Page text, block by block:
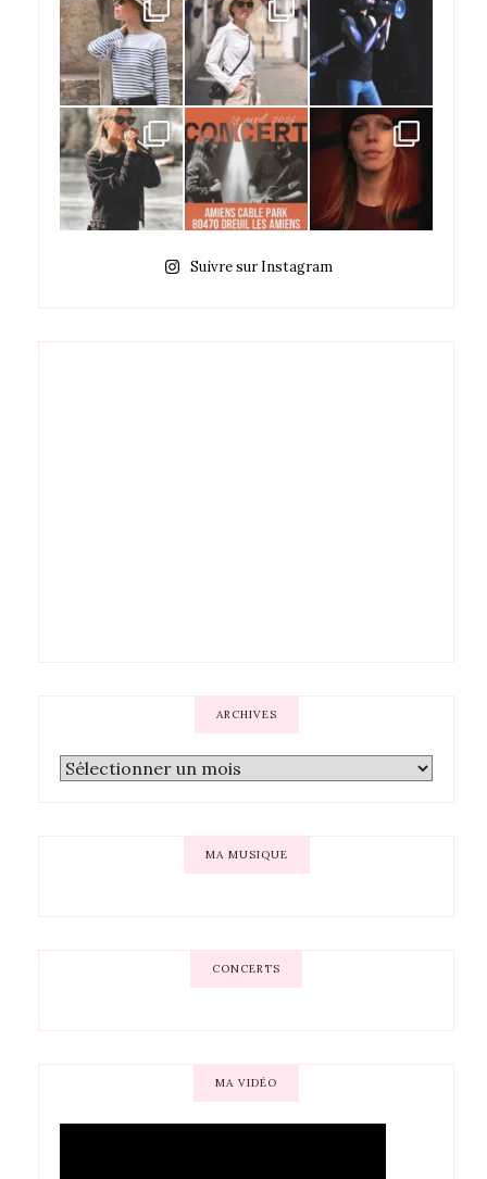
Suivre sur Instagram
ARCHIVES
MA MUSIQUE
CONCERTS
MA VIDÉO